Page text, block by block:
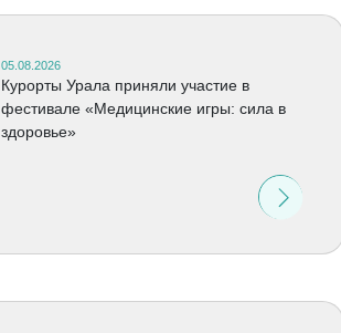
05.08.2026
Курорты Урала приняли участие в
фестивале «Медицинские игры: сила в
здоровье»